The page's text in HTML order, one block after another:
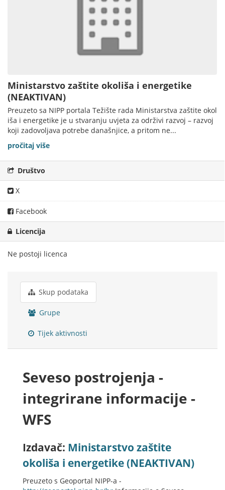
Ministarstvo zaštite okoliša i energetike
(NEAKTIVAN)
Preuzeto sa NIPP portala Težište rada Ministarstva zaštite okol
iša i energetike je u stvaranju uvjeta za održivi razvoj – razvoj
koji zadovoljava potrebe današnjice, a pritom ne...
pročitaj više
Društvo
X
Facebook
Licencija
Ne postoji licenca
Skup podataka
Grupe
Tijek aktivnosti
Seveso postrojenja -
integrirane informacije -
WFS
Izdavač: Ministarstvo zaštite
okoliša i energetike (NEAKTIVAN)
Preuzeto s Geoportal NIPP-a -